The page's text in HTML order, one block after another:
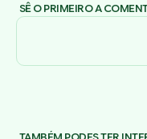
SÊ O PRIMEIRO A